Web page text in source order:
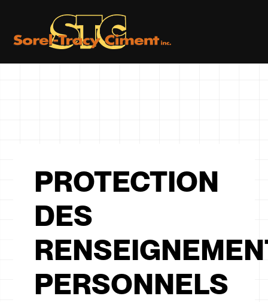
PROTECTION
DES
PERSONNELS